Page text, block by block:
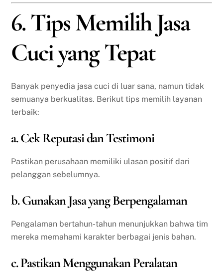
6. Tips Memilih Jasa
Cuci yang Tepat
Banyak penyedia jasa cuci di luar sana, namun tidak
semuanya berkualitas. Berikut tips memilih layanan
terbaik:
a. Cek Reputasi dan Testimoni
Pastikan perusahaan memiliki ulasan positif dari
pelanggan sebelumnya.
b. Gunakan Jasa yang Berpengalaman
Pengalaman bertahun-tahun menunjukkan bahwa tim
mereka memahami karakter berbagai jenis bahan.
c. Pastikan Menggunakan Peralatan